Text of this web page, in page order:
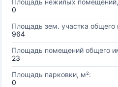
Площадь нежилых
0
Площадь зем. участка общего
964
Площадь помещений общего
23
Площадь парковки, м²:
0